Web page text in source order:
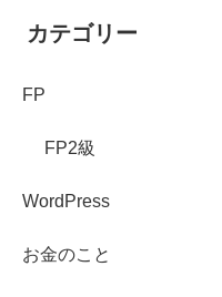
カテゴリー
FP
FP2級
WordPress
お金のこと